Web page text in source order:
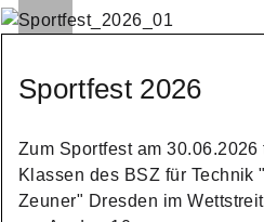
Sportfest 2026
Zum Sportfest am 30.06.2026
Klassen des BSZ für Technik
Zeuner" Dresden im